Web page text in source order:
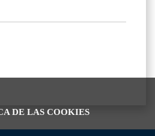
DE LAS COOKIES